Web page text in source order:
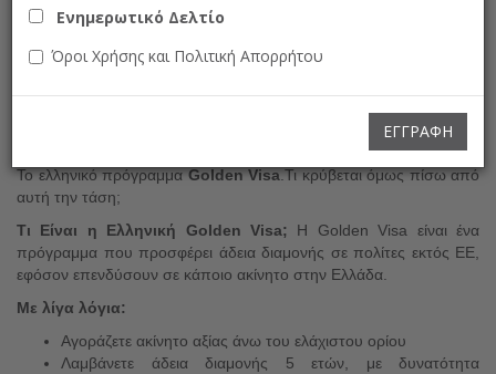
Ελλάδα
Μέχρι πριν λίγα χρόνια,η Ελλάδα για πολλούς Τούρκους
κάτι έχει αλλάξει. Όλο και
περισσότεροι Τούρκοι δεν έρχονται απλώς ως επισκέπτες —
επενδύουν στην Ελλάδα, αγοράζοντας ακίνητα. Ο βασικός λόγος;
Το ελληνικό πρόγραμμαGolden Visa.Τι κρύβεται όμως πίσω από
αυτή την τάση;
Τι Είναι η Ελληνική Golden Visa;
Η Golden Visa είναι ένα
πρόγραμμα που προσφέρει άδεια διαμονής σε πολίτες εκτός ΕΕ,
εφόσον επενδύσουν σε κάποιο ακίνητο στην Ελλάδα.
Με λίγα λόγια:
Αγοράζετε ακίνητο αξίας άνω του ελάχιστου ορίου
Λαμβάνετε άδεια διαμονής 5 ετών, με δυνατότητα
Ενημερωτικό Δελτίο
Όροι Χρήσης και Πολιτική Απορρήτου
ΕΓΓΡΑΦΉ